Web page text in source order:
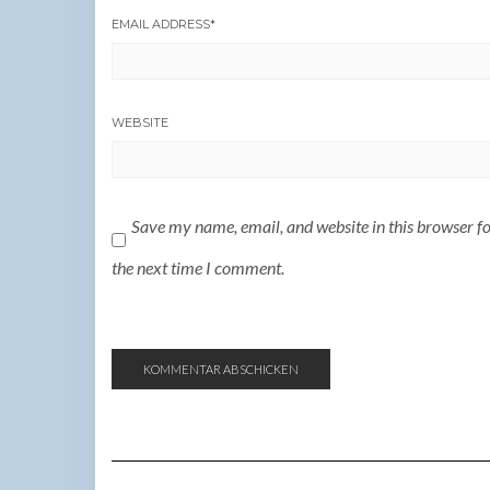
EMAIL ADDRESS*
WEBSITE
Save my name, email, and website in this browser
the next time I comment.